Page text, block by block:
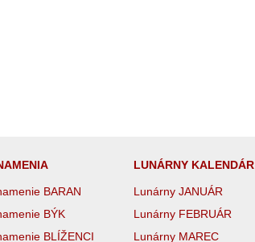
BARAN
BÝK
BLÍŽENCI
LUNÁRNY KALENDÁR
Lunárny JANUÁR
Lunárny FEBRUÁR
Lunárny MAREC